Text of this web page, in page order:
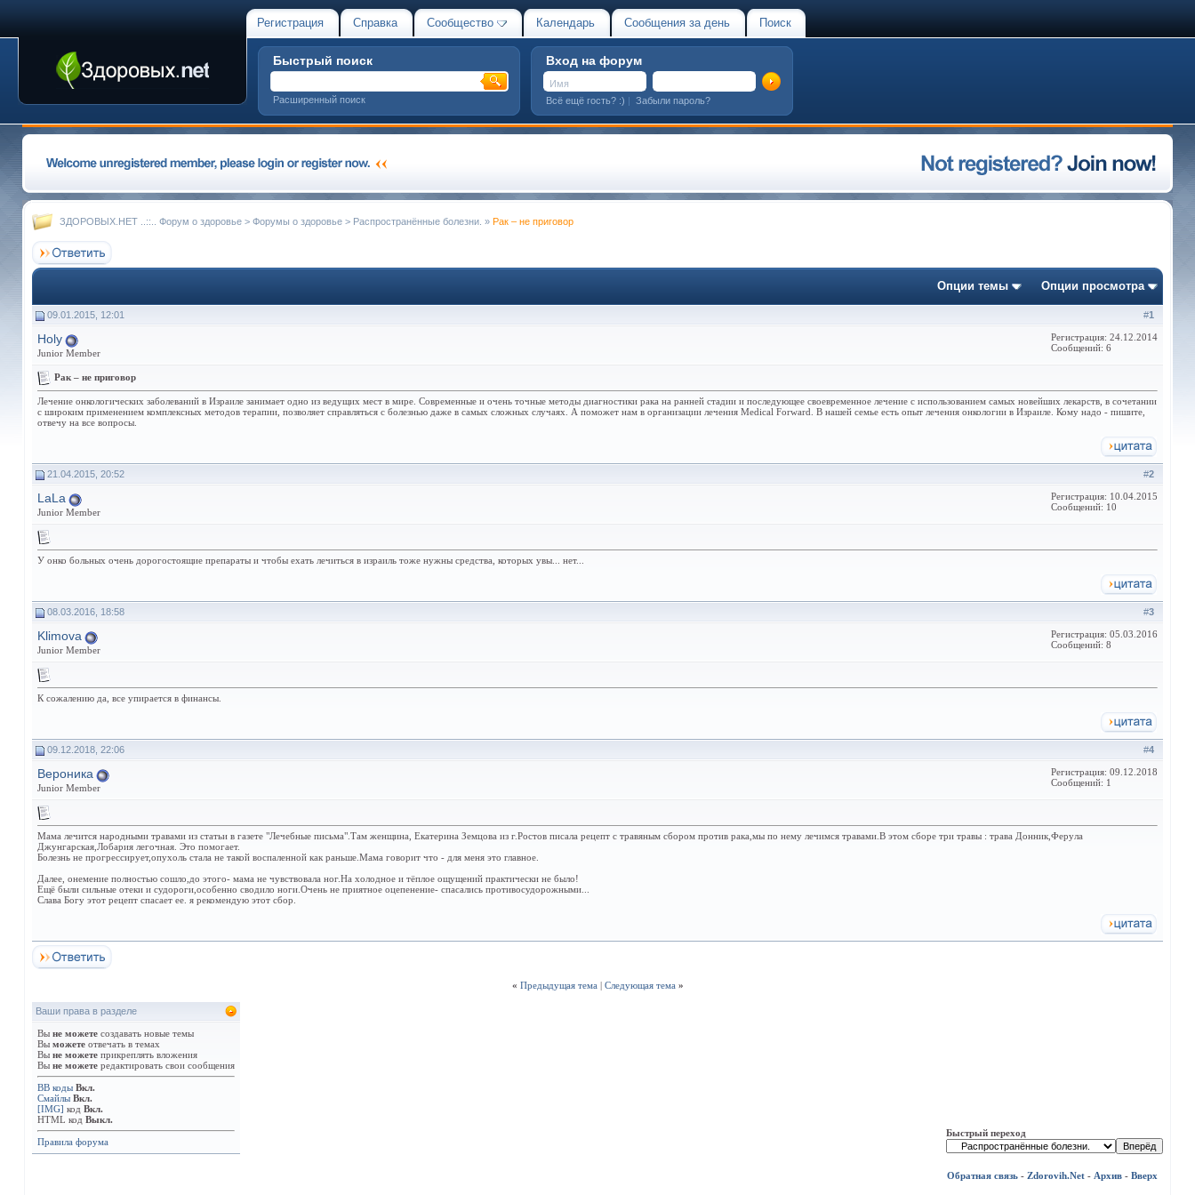
Регистрация Справка Сообщество Календарь Сообщения за день Поиск
Быстрый поиск
Расширенный поиск
Вход на форум
Всё ещё гость? :) | Забыли пароль?
ЗДОРОВЫХ.НЕТ ..::.. Форум о здоровье > Форумы о здоровье > Распространённые болезни. » Рак – не приговор
Опции темы Опции просмотра
#1
09.01.2015, 12:01
Holy
Junior Member
Регистрация: 24.12.2014
Сообщений: 6
Рак – не приговор
Лечение онкологических заболеваний в Израиле занимает одно из ведущих мест в мире. Современные и очень точные методы диагностики рака на ранней стадии и последующее своевременное лечение с использованием самых новейших лекарств, в сочетании
с широким применением комплексных методов терапии, позволяет справляться с болезнью даже в самых сложных случаях. А поможет нам в организации лечения Medical Forward. В нашей семье есть опыт лечения онкологии в Израиле. Кому надо - пишите,
отвечу на все вопросы.
#2
21.04.2015, 20:52
LaLa
Junior Member
Регистрация: 10.04.2015
Сообщений: 10
У онко больных очень дорогостоящие препараты и чтобы ехать лечиться в израиль тоже нужны средства, которых увы... нет...
#3
08.03.2016, 18:58
Klimova
Junior Member
Регистрация: 05.03.2016
Сообщений: 8
К сожалению да, все упирается в финансы.
#4
09.12.2018, 22:06
Вероникa
Junior Member
Регистрация: 09.12.2018
Сообщений: 1
Мама лечится народными травами из статьи в газете "Лечебные письма".Там женщина, Екатерина Земцова из г.Ростов писала рецепт с травяным сбором против рака,мы по нему лечимся травами.В этом сборе три травы : трава Донник,Ферула
Джунгарская,Лобария легочная. Это помогает.
Болезнь не прогрессирует,опухоль стала не такой воспаленной как раньше.Мама говорит что - для меня это главное.
Далее, онемение полностью сошло,до этого- мама не чувствовала ног.На холодное и тёплое ощущений практически не было!
Ещё были сильные отеки и судороги,особенно сводило ноги.Очень не приятное оцепенение- спасались противосудорожными...
Слава Богу этот рецепт спасает ее. я рекомендую этот сбор.
« Предыдущая тема | Следующая тема »
Ваши права в разделе
Вы не можете создавать новые темы
Вы можете отвечать в темах
Вы не можете прикреплять вложения
Вы не можете редактировать свои сообщения
BB коды Вкл.
Смайлы Вкл.
[IMG] код Вкл.
HTML код Выкл.
Правила форума
Быстрый переход
Обратная связь - Zdorovih.Net - Архив - Вверх